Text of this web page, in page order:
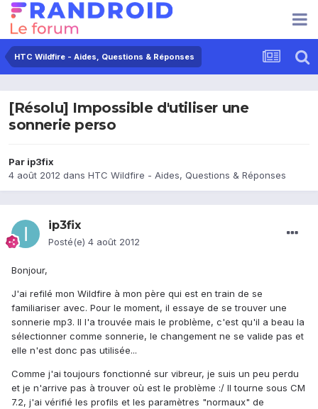
HTC Wildfire - Aides, Questions & Réponses
[Résolu] Impossible d'utiliser une
sonnerie perso
Par ip3fix
4 août 2012 dans HTC Wildfire - Aides, Questions & Réponses
ip3fix
Posté(e) 4 août 2012
Bonjour,
J'ai refilé mon Wildfire à mon père qui est en train de se
familiariser avec. Pour le moment, il essaye de se trouver une
sonnerie mp3. Il l'a trouvée mais le problème, c'est qu'il a beau la
sélectionner comme sonnerie, le changement ne se valide pas et
elle n'est donc pas utilisée...
Comme j'ai toujours fonctionné sur vibreur, je suis un peu perdu
et je n'arrive pas à trouver où est le problème :/ Il tourne sous CM
7.2, j'ai vérifié les profils et les paramètres "normaux" de